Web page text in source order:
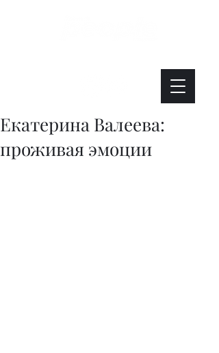
Екатерина Валеева:
проживая эмоции